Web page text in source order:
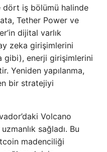
dört iş bölümü halinde
Tether Power ve
dijital varlık
zeka girişimlerini
gibi), enerji girişimlerini
Yeniden yapılanma,
bir stratejiyi
Volcano
sağladı. Bu
madenciliği